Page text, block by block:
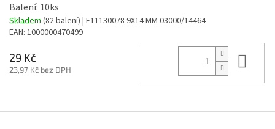
Balení: 10ks
Skladem (82 balení) | E11130078 9X14 MM 03000/14464
EAN: 1000000470499
29 Kč
23,97 Kč bez DPH